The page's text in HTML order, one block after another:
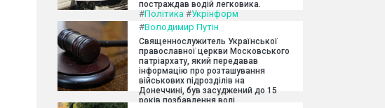
постраждав водій легковика.
#Політика #Укрінформ
#Володимир Путін
Священнослужитель Української
православної церкви Московського
патріархату, який передавав
інформацію про розташування
військових підрозділів на
Донеччині, був засуджений до 15
років позбавлення волі.